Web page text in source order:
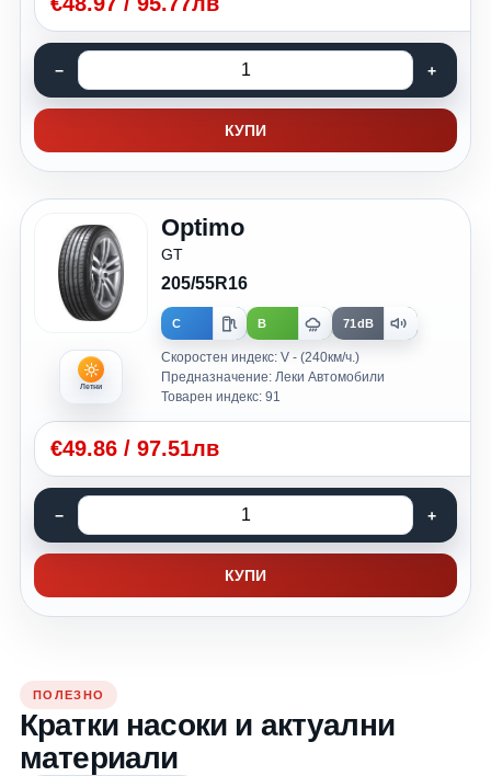
КУПИ
Летни
Optimo
GT
205/55R16
C B 71dB
Скоростен индекс: V - (240км/ч.)
Предназначение: Леки Автомобили
Товарен индекс: 91
€49.86 / 97.51лв
КУПИ
ПОЛЕЗНО
Кратки насоки и актуални
материали